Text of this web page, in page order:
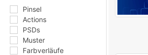
Pinsel
Actions
PSDs
Muster
Farbverläufe